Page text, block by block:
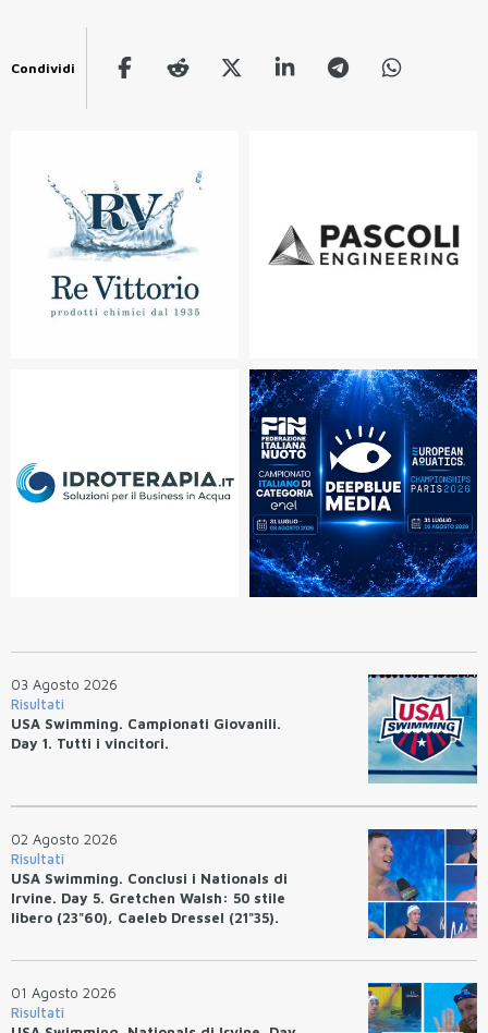
Condividi
03 Agosto 2026
Risultati
USA Swimming. Campionati Giovanili.
Day 1. Tutti i vincitori.
02 Agosto 2026
Risultati
USA Swimming. Conclusi i Nationals di
Irvine. Day 5. Gretchen Walsh: 50 stile
libero (23"60), Caeleb Dressel (21"35).
01 Agosto 2026
Risultati